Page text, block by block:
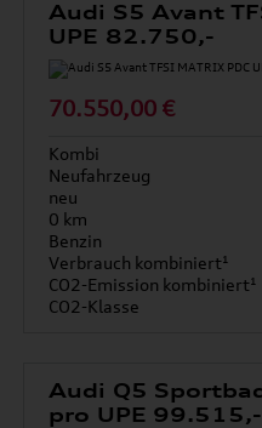
Audi S5 Avant
UPE 82.750,-
70.550,00 €
Kombi
Neufahrzeug
neu
0 km
Benzin
Verbrauch kombiniert¹
CO2-Emission kombiniert¹
CO2-Klasse
Audi Q5
pro UPE 99.515,-